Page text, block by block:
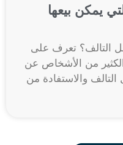
يمكن بيعها
التالف؟ تعرف على
الكثير من الأشخاص عن
والاستفادة من